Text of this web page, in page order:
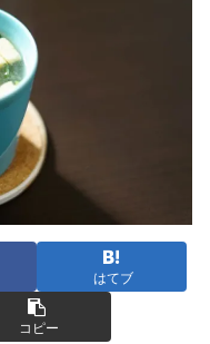
はてブ
コピー